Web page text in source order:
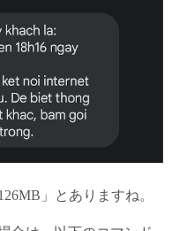
」とありますね。